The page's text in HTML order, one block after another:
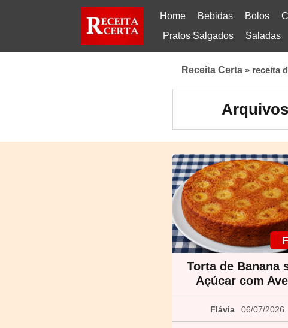
Home Bebidas Bolos
Pratos Salgados
Saladas
Receita Certa » receita
Torta de Banana
Açúcar com
Flávia 06/07/2026